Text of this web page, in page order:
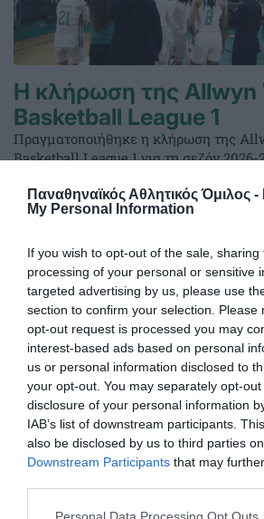
Παναθηναϊκός Αθλητικός Όμιλος -
My Personal Information
If you wish to opt-out of the sale,
processing of your personal or sensitive
targeted advertising by us, please use
section to confirm your selection. Please
opt-out request is processed you may
interest-based ads based on personal
us or personal information disclosed to
your opt-out. You may separately opt-
disclosure of your personal information
IAB’s list of downstream participants.
also be disclosed by us to third parties
Downstream Participants that may
Please note that this website/app uses
Η κλήρωση της Allwyn
Basketball League 1
Πραγματοποιήθηκε η κλήρωση της
Basketball League 1 για τη σεζόν 2026-
23.07.2026 ΜΠΑΣΚΕΤ ΓΥΝΑΙΚΩΝ
Η κλήρωση της